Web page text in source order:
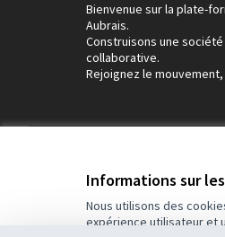
Informations sur
Nous utilisons des
expérience utilisateur et
Bienvenue sur la plate-
Aubrais.
Construisons une
collaborative.
Rejoignez le